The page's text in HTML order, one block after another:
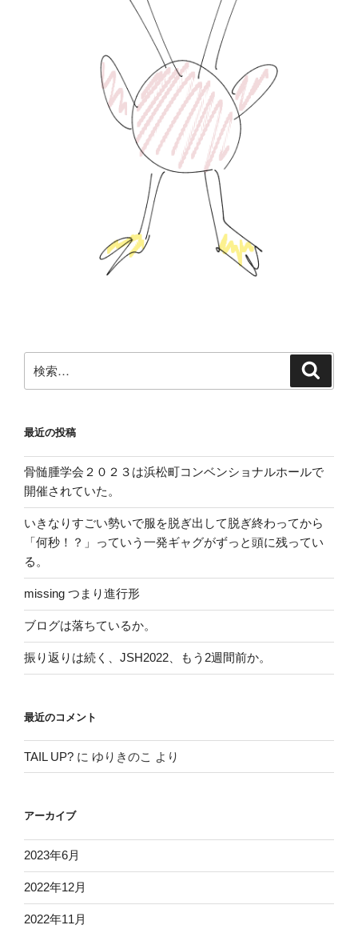
索:
最近の投稿
骨髄腫学会２０２３は浜松町コンベンショナルホールで
開催されていた。
いきなりすごい勢いで服を脱ぎ出して脱ぎ終わってから
「何秒！？」っていう一発ギャグがずっと頭に残ってい
る。
missing つまり進行形
ブログは落ちているか。
振り返りは続く、JSH2022、もう2週間前か。
最近のコメント
TAIL UP? に ゆりきのこ より
アーカイブ
2023年6月
2022年12月
2022年11月